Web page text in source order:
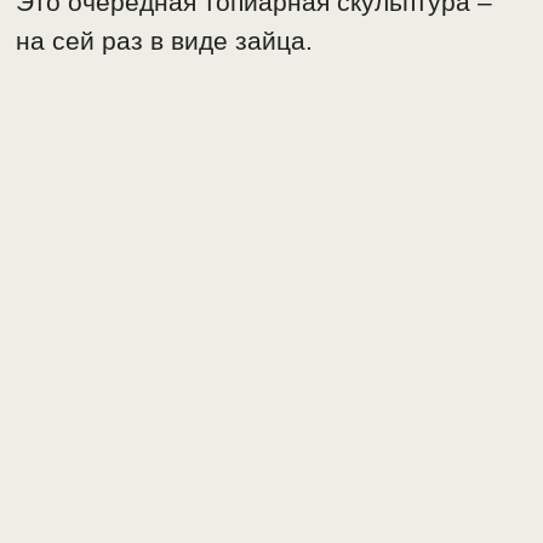
на сей раз в виде зайца.